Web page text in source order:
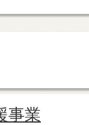
事業